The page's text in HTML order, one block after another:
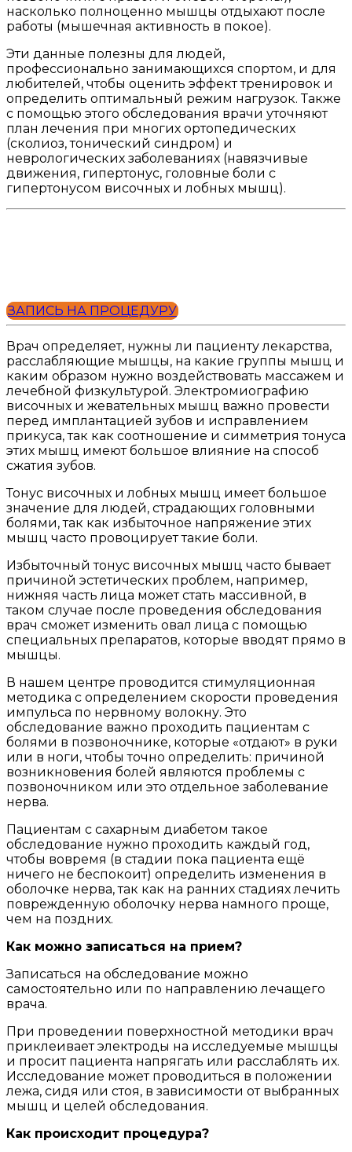
насколько полноценно мышцы отдыхают после
работы (мышечная активность в покое).
Эти данные полезны для людей,
профессионально занимающихся спортом, и для
любителей, чтобы оценить эффект тренировок и
определить оптимальный режим нагрузок. Также
с помощью этого обследования врачи уточняют
план лечения при многих ортопедических
(сколиоз, тонический синдром) и
неврологических заболеваниях (навязчивые
движения, гипертонус, головные боли с
гипертонусом височных и лобных мышц).
ЗАПИСЬ НА ПРОЦЕДУРУ
Врач определяет, нужны ли пациенту лекарства,
расслабляющие мышцы, на какие группы мышц и
каким образом нужно воздействовать массажем и
лечебной физкультурой. Электромиографию
височных и жевательных мышц важно провести
перед имплантацией зубов и исправлением
прикуса, так как соотношение и симметрия тонуса
этих мышц имеют большое влияние на способ
сжатия зубов.
Тонус височных и лобных мышц имеет большое
значение для людей, страдающих головными
болями, так как избыточное напряжение этих
мышц часто провоцирует такие боли.
Избыточный тонус височных мышц часто бывает
причиной эстетических проблем, например,
нижняя часть лица может стать массивной, в
таком случае после проведения обследования
врач сможет изменить овал лица с помощью
специальных препаратов, которые вводят прямо в
мышцы.
В нашем центре проводится стимуляционная
методика с определением скорости проведения
импульса по нервному волокну. Это
обследование важно проходить пациентам с
болями в позвоночнике, которые «отдают» в руки
или в ноги, чтобы точно определить: причиной
возникновения болей являются проблемы с
позвоночником или это отдельное заболевание
нерва.
Пациентам с сахарным диабетом такое
обследование нужно проходить каждый год,
чтобы вовремя (в стадии пока пациента ещё
ничего не беспокоит) определить изменения в
оболочке нерва, так как на ранних стадиях лечить
поврежденную оболочку нерва намного проще,
чем на поздних.
Как можно записаться на прием?
Записаться на обследование можно
самостоятельно или по направлению лечащего
врача.
При проведении поверхностной методики врач
приклеивает электроды на исследуемые мышцы
и просит пациента напрягать или расслаблять их.
Исследование может проводиться в положении
лежа, сидя или стоя, в зависимости от выбранных
мышц и целей обследования.
Как происходит процедура?